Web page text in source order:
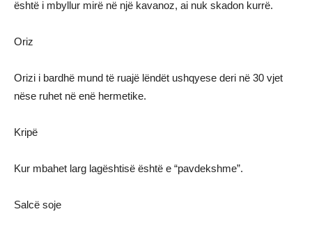
është i mbyllur mirë në një kavanoz, ai nuk skadon kurrë.
Oriz
Orizi i bardhë mund të ruajë lëndët ushqyese deri në 30 vjet
nëse ruhet në enë hermetike.
Kripë
Kur mbahet larg lagështisë është e “pavdekshme”.
Salcë soje